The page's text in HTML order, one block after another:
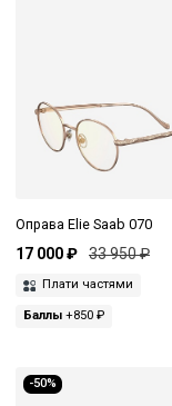
Оправа Elie Saab 070
17 000 ₽ 33 950 ₽
Плати частями
Баллы +850 ₽
-50%